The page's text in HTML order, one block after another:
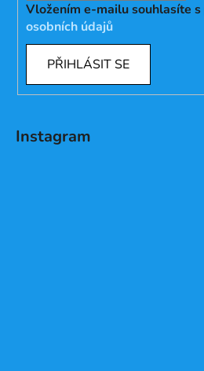
Vložením e-mailu souhlasíte s
osobních údajů
PŘIHLÁSIT SE
Instagram